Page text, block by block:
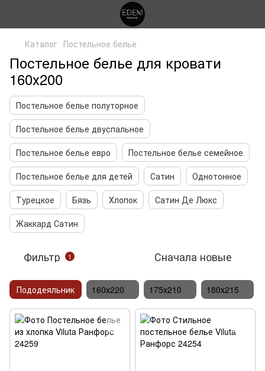
Каталог Постельное белье
Постельное белье для кровати
160х200
Постельное белье полуторное
Постельное белье двуспальное
Постельное белье евро
Постельное белье семейное
Постельное белье для детей
Сатин
Однотонное
Турецкое
Бязь Хлопок
Сатин Де Люкс
Жаккард Сатин
Фильтр 1 Сначала новые
Пододеяльник 160х220 175х210 180х215